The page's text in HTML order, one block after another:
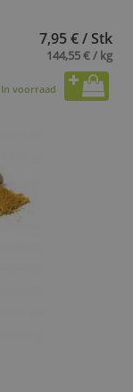
7,95 € / Stk
144,55 € / kg
In voorraad